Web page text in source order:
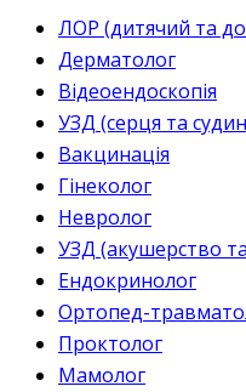
ЛОР (дитячий та
Дерматолог
Відеоендоскопія
УЗД (серця та
Вакцинація
Гінеколог
Невролог
УЗД (акушерство та
Ендокринолог
Ортопед-
Проктолог
Мамолог